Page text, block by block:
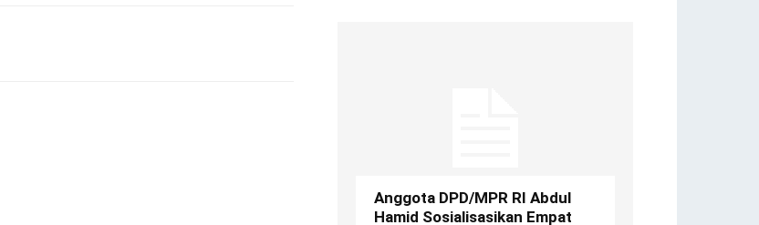
Anggota DPD/MPR RI Abdul
Hamid Sosialisasikan Empat